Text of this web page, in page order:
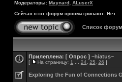
Модераторы: Maynard ALuserX
Сейчас этот форум просматривают: Нет
Список
Прилеплена: [ Опрос ] ~hiatus~
[ На страницу: 1 24 25 26 ]
Exploring the Fun of Connections